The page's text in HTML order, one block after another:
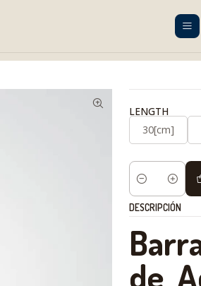
Despacho gratis en RM desde $100.000. Revisa
Barra de
LENGTH
30[cm]
Cantidad
DESCRIPCIÓN
de